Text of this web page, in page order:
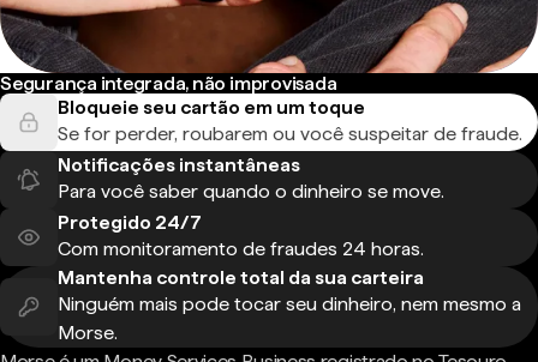
Segurança integrada, não improvisada
Bloqueie seu cartão em um toque
Se for perder, roubarem ou você suspeitar de fraude.
Notificações instantâneas
Para você saber quando o dinheiro se move.
Protegido 24/7
Com monitoramento de fraudes 24 horas.
Mantenha controle total da sua carteira
Ninguém mais pode tocar seu dinheiro, nem mesmo a
Morse.